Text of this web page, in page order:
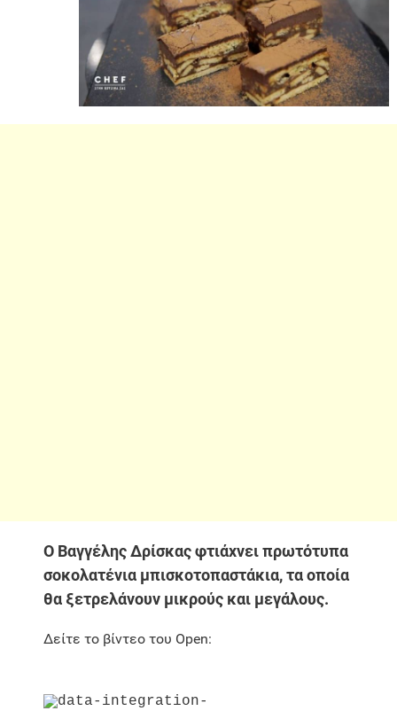
Ο Βαγγέλης Δρίσκας φτιάχνει πρωτότυπα
σοκολατένια μπισκοτοπαστάκια, τα οποία
θα ξετρελάνουν μικρούς και μεγάλους.
Δείτε το βίντεο του Open:
data-integration-